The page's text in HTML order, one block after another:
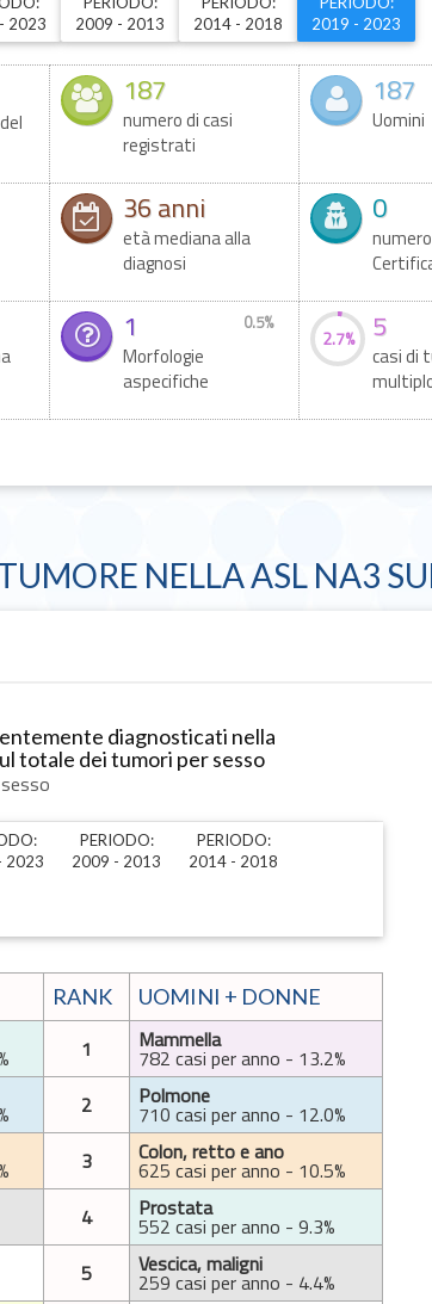
2023
2009 - 2013
2014 - 2018
2019 - 2023
187
numero di casi
registrati
187
Uomini
36 anni
età mediana alla
diagnosi
0
1
Morfologie
aspecifiche
0.5%
2.7% 5
casi di
NELLA ASL NA3
diagnosticati nella
totale dei tumori per sesso
2023
PERIODO:
2009 - 2013
PERIODO:
2014 - 2018
RANK UOMINI + DONNE
1 Mammella
782 casi per anno - 13.2%
2 Polmone
710 casi per anno - 12.0%
3 Colon, retto e ano
625 casi per anno - 10.5%
4 Prostata
552 casi per anno - 9.3%
5 Vescica, maligni
259 casi per anno - 4.4%